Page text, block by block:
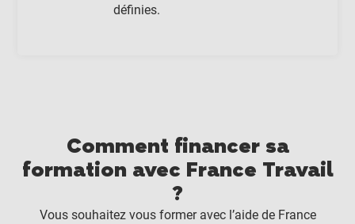
définies.
Comment financer sa
formation avec France Travail
?
Vous souhaitez vous former avec l’aide de France